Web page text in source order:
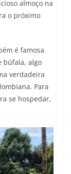
almoço na
o próximo
é famosa
búfala, algo
verdadeira
Para
se hospedar,